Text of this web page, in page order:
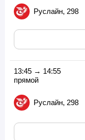
Руслайн, 298
13:45 → 14:55
прямой
Руслайн, 298